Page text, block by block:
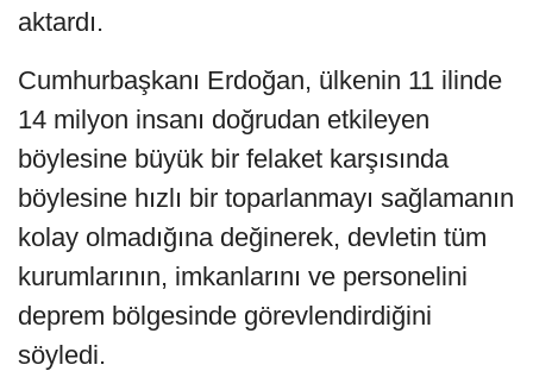
aktardı.
Cumhurbaşkanı Erdoğan, ülkenin 11 ilinde
14 milyon insanı doğrudan etkileyen
böylesine büyük bir felaket karşısında
böylesine hızlı bir toparlanmayı sağlamanın
kolay olmadığına değinerek, devletin tüm
kurumlarının, imkanlarını ve personelini
deprem bölgesinde görevlendirdiğini
söyledi.